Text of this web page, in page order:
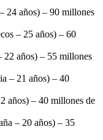
24 años) – 90 millones
– 25 años) – 60
22 años) – 55 millones
– 21 años) – 40
años) – 40 millones de
– 20 años) – 35